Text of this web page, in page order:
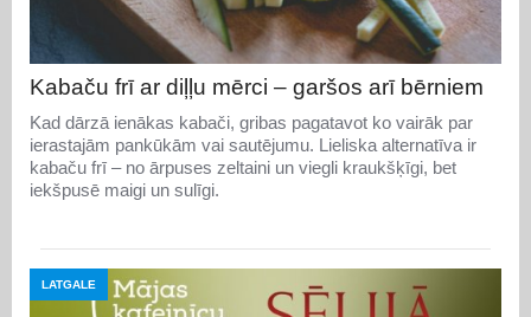
Kabaču frī ar diļļu mērci – garšos arī bērniem
Kad dārzā ienākas kabači, gribas pagatavot ko vairāk par
ierastajām pankūkām vai sautējumu. Lieliska alternatīva ir
kabaču frī – no ārpuses zeltaini un viegli kraukšķīgi, bet
iekšpusē maigi un sulīgi.
LATGALE